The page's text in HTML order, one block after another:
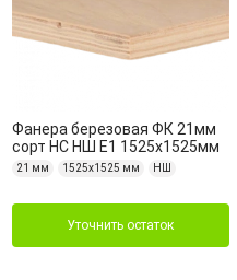
Фанера березовая ФК 21мм
сорт НС НШ Е1 1525х1525мм
21 мм 1525х1525 мм НШ
Уточнить остаток